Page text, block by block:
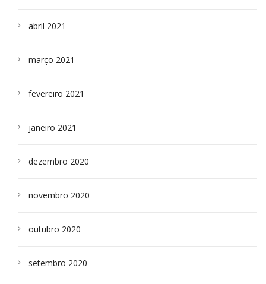
abril 2021
março 2021
fevereiro 2021
janeiro 2021
dezembro 2020
novembro 2020
outubro 2020
setembro 2020